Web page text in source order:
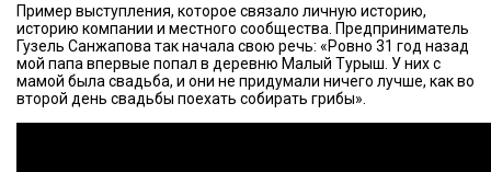
Пример выступления, которое связало личную историю,
историю компании и местного сообщества. Предприниматель
Гузель Санжапова так начала свою речь: «Ровно 31 год назад
мой папа впервые попал в деревню Малый Турыш. У них с
мамой была свадьба, и они не придумали ничего лучше, как во
второй день свадьбы поехать собирать грибы».